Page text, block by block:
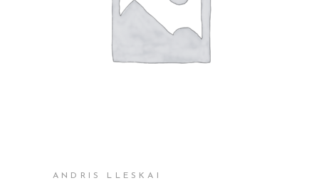
SHTOJE NË SHPORTË
ANDRIS LLESKAI